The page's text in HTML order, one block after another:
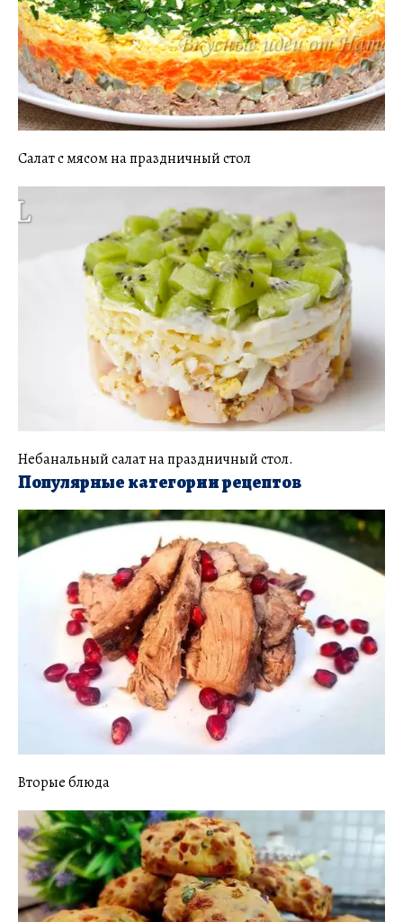
Салат с мясом на праздничный стол
Небанальный салат на праздничный стол.
Популярные категории рецептов
Вторые блюда